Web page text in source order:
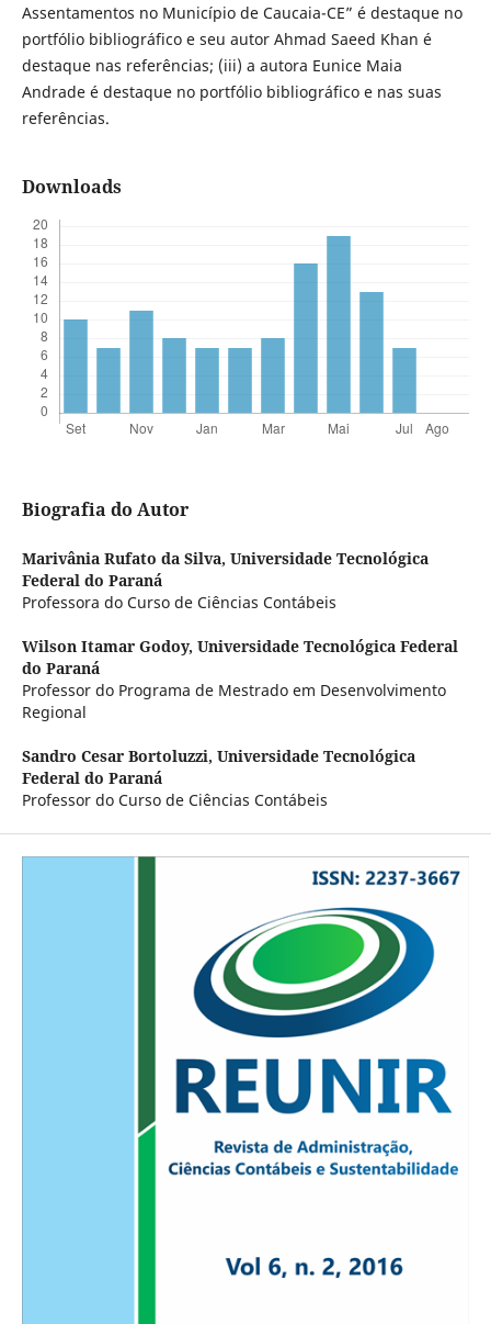
Assentamentos no Município de Caucaia-CE” é destaque no
portfólio bibliográfico e seu autor Ahmad Saeed Khan é
destaque nas referências; (iii) a autora Eunice Maia
Andrade é destaque no portfólio bibliográfico e nas suas
referências.
Downloads
Biografia do Autor
Marivânia Rufato da Silva, Universidade Tecnológica
Federal do Paraná
Professora do Curso de Ciências Contábeis
Wilson Itamar Godoy, Universidade Tecnológica Federal
do Paraná
Professor do Programa de Mestrado em Desenvolvimento
Regional
Sandro Cesar Bortoluzzi, Universidade Tecnológica
Federal do Paraná
Professor do Curso de Ciências Contábeis